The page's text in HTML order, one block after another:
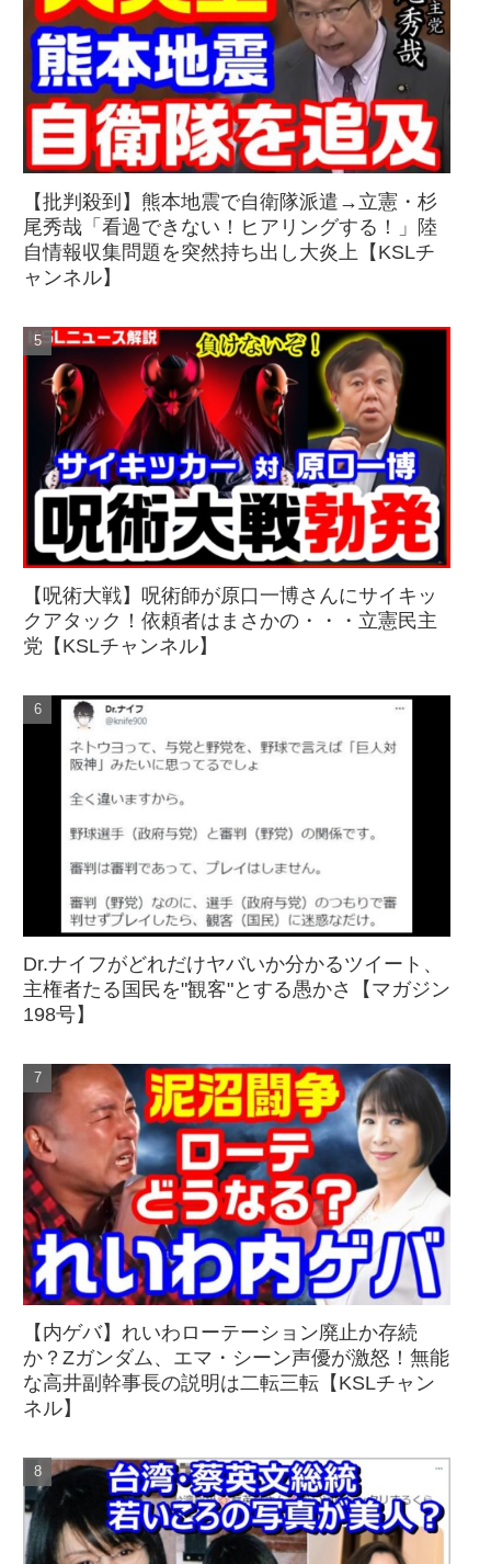
【批判殺到】熊本地震で自衛隊派遣→立憲・杉
尾秀哉「看過できない！ヒアリングする！」陸
自情報収集問題を突然持ち出し大炎上【KSLチ
ャンネル】
【呪術大戦】呪術師が原口一博さんにサイキッ
クアタック！依頼者はまさかの・・・立憲民主
党【KSLチャンネル】
Dr.ナイフがどれだけヤバいか分かるツイート、
主権者たる国民を"観客"とする愚かさ【マガジン
198号】
【内ゲバ】れいわローテーション廃止か存続
か？Zガンダム、エマ・シーン声優が激怒！無能
な高井副幹事長の説明は二転三転【KSLチャン
ネル】